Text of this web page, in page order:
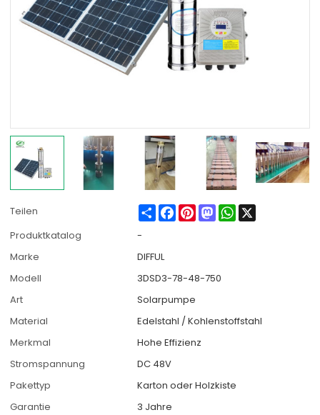
Teilen ShareFacebook
PinterestMastodonWhatsApp
Produktkatalog
-
Marke
DIFFUL
Modell
3DSD3-78-48-750
Art
Solarpumpe
Material
Edelstahl / Kohlenstoffstahl
Merkmal
Hohe Effizienz
Stromspannung
DC 48V
Pakettyp
Karton oder Holzkiste
Garantie
3 Jahre